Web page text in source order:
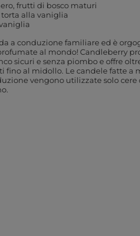
frutti di bosco maturi
torta alla vaniglia
a conduzione familiare ed è
al mondo! Candleberry
sicuri e senza piombo e offre
al midollo. Le candele fatte a
vengono utilizzate solo cere